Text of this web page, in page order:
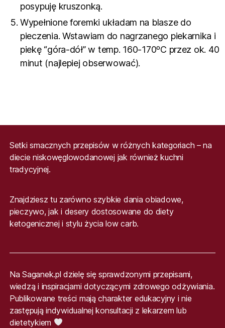
posypuję kruszonką.
Wypełnione foremki układam na blasze do
pieczenia. Wstawiam do nagrzanego piekarnika i
piekę “góra-dół” w temp. 160-170ºC przez ok. 40
minut (najlepiej obserwować).
Setki smacznych przepisów w różnych kategoriach – na
diecie niskowęglowodanowej jak również kuchni
tradycyjnej.
Znajdziesz tu zarówno szybkie dania obiadowe,
pieczywo, jak i desery dostosowane do diety
ketogenicznej i stylu życia low carb.
Na Saganek.pl dzielę się sprawdzonymi przepisami,
wiedzą i inspiracjami dotyczącymi zdrowego odżywiania.
Publikowane treści mają charakter edukacyjny i nie
zastępują indywidualnej konsultacji z lekarzem lub
dietetykiem